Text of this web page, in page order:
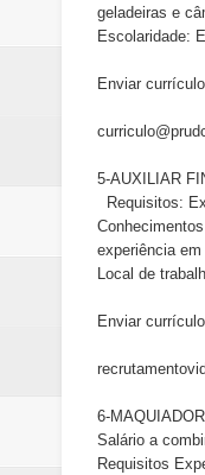
geladeiras e
Escolaridade:
Enviar currículo
5-AUXILIAR
Requisitos:
experiência
Local de
Enviar currículo
6-
Salário a
Requisitos